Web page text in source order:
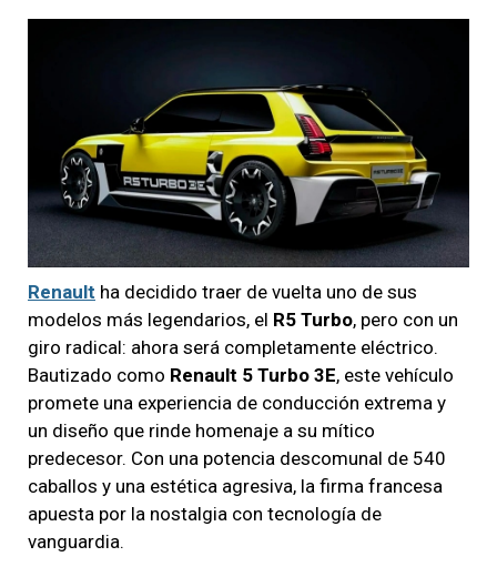
Renault ha decidido traer de vuelta uno de sus
modelos más legendarios, el R5 Turbo, pero con un
giro radical: ahora será completamente eléctrico.
Bautizado como Renault 5 Turbo 3E, este vehículo
promete una experiencia de conducción extrema y
un diseño que rinde homenaje a su mítico
predecesor. Con una potencia descomunal de 540
caballos y una estética agresiva, la firma francesa
apuesta por la nostalgia con tecnología de
vanguardia.